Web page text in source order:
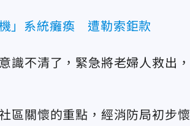
」系統癱瘓 遭勒索鉅款
識不清了，緊急將老婦人救出，
區關懷的重點，經消防局初步懷